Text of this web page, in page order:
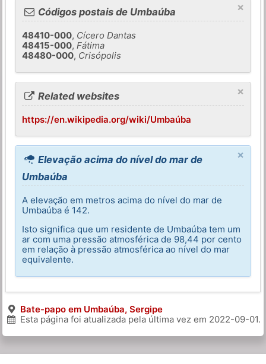
×
Códigos postais de Umbaúba
48410-000, Cícero Dantas
48415-000,Fátima
48480-000, Crisópolis
×
Related websites
https://en.wikipedia.org/wiki/Umbaúba
×
Elevação acima do nível do mar de
Umbaúba
A elevação em metros acima do nível do mar de
Umbaúba é 142.
Isto significa que um residente de Umbaúba tem um
ar com uma pressão atmosférica de 98,44 por cento
em relação à pressão atmosférica ao nível do mar
equivalente.
Bate-papo em Umbaúba, Sergipe
Esta página foi atualizada pela última vez em 2022-09-01.